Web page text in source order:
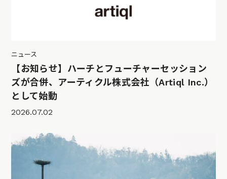
ニュース
【お知らせ】ハーチとフューチャーセッション
ズが合併、アーティクル株式会社（Artiql Inc.）
として始動
2026.07.02